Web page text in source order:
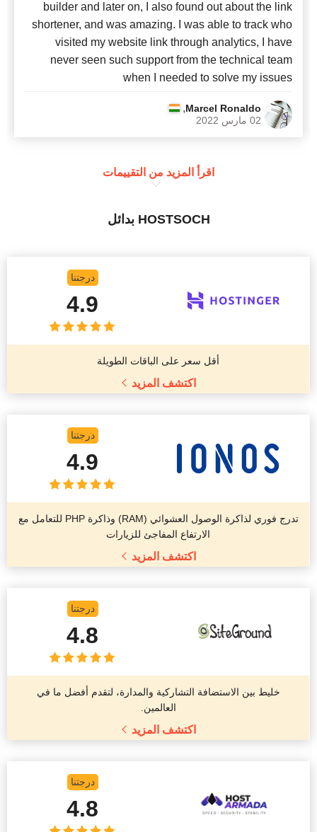
builder and later on, I also found out about the link
shortener, and was amazing. I was able to track who
visited my website link through analytics, I have
never seen such support from the technical team
when I needed to solve my issues
Marcel Ronaldo
,
02 مارس 2022
اقرأ المزيد من التقييمات
HOSTSOCH بدائل
درجتنا
4.9
أقل سعر على الباقات الطويلة
اكتشف المزيد
درجتنا
4.9
تدرج فوري لذاكرة الوصول العشوائي (RAM) وذاكرة PHP للتعامل مع
الارتفاع المفاجئ للزيارات
اكتشف المزيد
درجتنا
4.8
خليط بين الاستضافة التشاركية والمدارة، لتقدم أفضل ما في
العالمين.
اكتشف المزيد
درجتنا
4.8